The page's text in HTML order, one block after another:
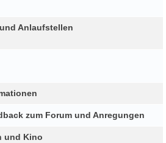
Anlaufstellen
zum Forum und Anregungen
und Kino